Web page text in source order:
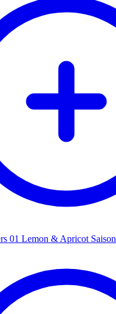
01 Lemon & Apricot Saison